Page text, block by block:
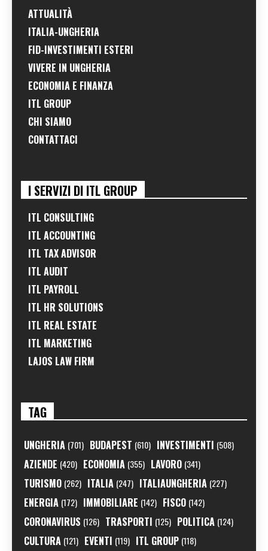
ATTUALITÀ
ITALIA-UNGHERIA
FID-INVESTIMENTI ESTERI
VIVERE IN UNGHERIA
ECONOMIA E FINANZA
ITL GROUP
CHI SIAMO
CONTATTACI
I SERVIZI DI ITL GROUP
ITL CONSULTING
ITL ACCOUNTING
ITL TAX ADVISOR
ITL AUDIT
ITL PAYROLL
ITL HR SOLUTIONS
ITL REAL ESTATE
ITL MARKETING
LAJOS LAW FIRM
TAG
UNGHERIA (701) BUDAPEST (610) INVESTIMENTI (508)
AZIENDE (420) ECONOMIA (355) LAVORO (341)
TURISMO (262) ITALIA (247) ITALIAUNGHERIA (227)
ENERGIA (172) IMMOBILIARE (142) FISCO (142)
CORONAVIRUS (126) TRASPORTI (125) POLITICA (124)
CULTURA (121) EVENTI (119) ITL GROUP (118)